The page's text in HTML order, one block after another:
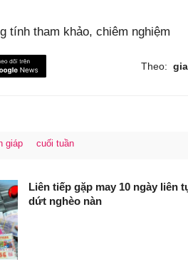
tính tham khảo, chiêm nghiệm
Theo:
giáp cuối tuần
Liên tiếp gặp may 10 ngày liên
dứt nghèo nàn